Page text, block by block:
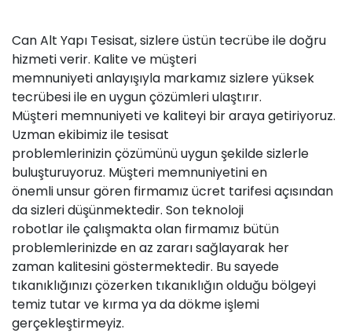
Can Alt Yapı Tesisat, sizlere üstün tecrübe ile doğru
hizmeti verir. Kalite ve müşteri
memnuniyeti anlayışıyla markamız sizlere yüksek
tecrübesi ile en uygun çözümleri ulaştırır.
Müşteri memnuniyeti ve kaliteyi bir araya getiriyoruz.
Uzman ekibimiz ile tesisat
problemlerinizin çözümünü uygun şekilde sizlerle
buluşturuyoruz. Müşteri memnuniyetini en
önemli unsur gören firmamız ücret tarifesi açısından
da sizleri düşünmektedir. Son teknoloji
robotlar ile çalışmakta olan firmamız bütün
problemlerinizde en az zararı sağlayarak her
zaman kalitesini göstermektedir. Bu sayede
tıkanıklığınızı çözerken tıkanıklığın olduğu bölgeyi
temiz tutar ve kırma ya da dökme işlemi
gerçekleştirmeyiz.